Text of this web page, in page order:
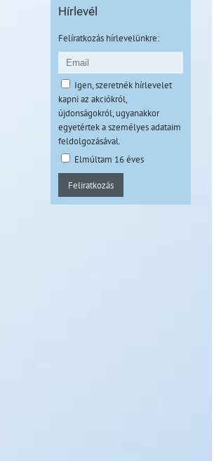
Hírlevél
Felíratkozás hírlevelünkre:
Igen, szeretnék hírlevelet
kapni az akciókról,
újdonságokról, ugyanakkor
egyetértek a személyes adataim
feldolgozásával.
Elmúltam 16 éves
Feliratkozás